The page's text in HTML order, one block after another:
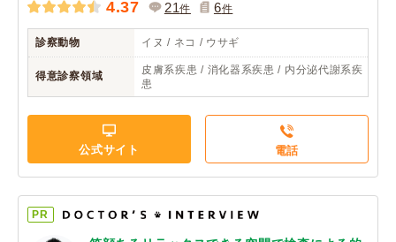
4.37 21件 6件
診察動物 イヌ / ネコ / ウサギ
得意診察領域
皮膚系疾患 / 消化器系疾患 / 内分泌代謝系疾
患
公式サイト 電話
PR